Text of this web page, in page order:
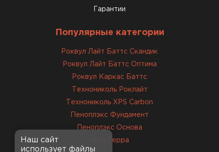
Гарантии
Популярные категории
Роквул Лайт Баттс Скандик
Роквул Лайт Баттс Оптима
Роквул Каркас Баттс
Технониколь Роклайт
Технониколь XPS Carbon
Пеноплэкс Фундамент
Пеноплэкс Основа
Ursa Терра
Наш сайт
использует файлы